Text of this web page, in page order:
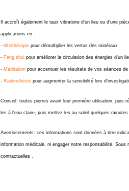
Il accroît également le taux vibratoire d’un lieu ou d’une
applications en :
- lithothérapie pour démultiplier les vertus des minéraux
- Feng shui pour améliorer la circulation des énergies d'un
- Méditation pour accentuer les résultats de vos séances de
- Radiesthésie pour augmenter la sensibilité lors
Conseil: toutes pierres avant leur première utilisation, puis
les à l'eau claire, puis mettez les au soleil quelques minutes
Avertissements: ces informations sont données à titre
information médicale, ni engager notre responsabilité.
contractuelles